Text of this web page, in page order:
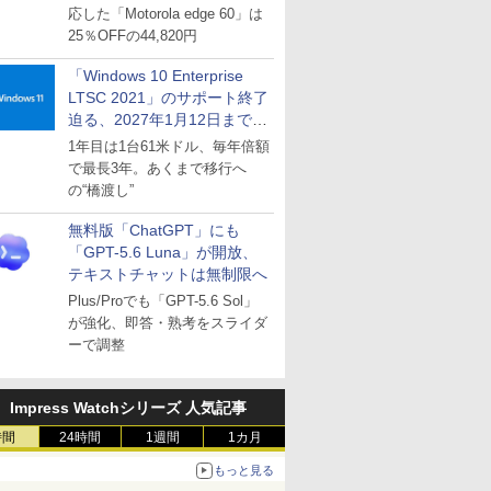
応した「Motorola edge 60」は
25％OFFの44,820円
「Windows 10 Enterprise
LTSC 2021」のサポート終了
迫る、2027年1月12日まで
～ESUは9月1日から販売
1年目は1台61米ドル、毎年倍額
で最長3年。あくまで移行へ
の“橋渡し”
無料版「ChatGPT」にも
「GPT-5.6 Luna」が開放、
テキストチャットは無制限へ
Plus/Proでも「GPT-5.6 Sol」
が強化、即答・熟考をスライダ
ーで調整
Impress Watchシリーズ 人気記事
24時間 1週間 1カ月
もっと見る